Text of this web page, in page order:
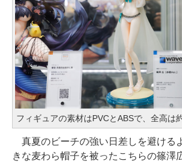
フィギュアの素材はPVCとABSで、全高は
真夏のビーチの強い日差しを避ける
きな麦わら帽子を被ったこちらの篠澤